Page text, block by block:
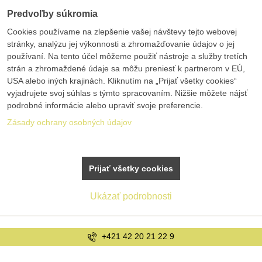
+421 42 20 21 22 9
Predvoľby súkromia
Cookies používame na zlepšenie vašej návštevy tejto webovej
stránky, analýzu jej výkonnosti a zhromažďovanie údajov o jej
používaní. Na tento účel môžeme použiť nástroje a služby tretích
strán a zhromaždené údaje sa môžu preniesť k partnerom v EÚ,
USA alebo iných krajinách. Kliknutím na „Prijať všetky cookies“
vyjadrujete svoj súhlas s týmto spracovaním. Nižšie môžete nájsť
podrobné informácie alebo upraviť svoje preferencie.
Zásady ochrany osobných údajov
Ukázať podrobnosti
Prijať všetky cookies